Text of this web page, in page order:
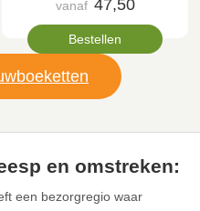
vanaf 47,50
Bestellen
en omstreken:
een bezorgregio waar